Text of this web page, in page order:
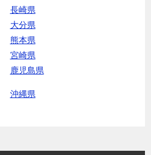
長崎県
大分県
熊本県
宮崎県
鹿児島県
沖縄県